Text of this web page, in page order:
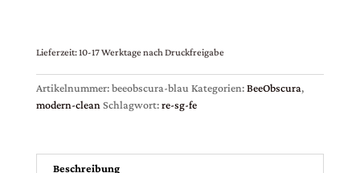
Lieferzeit:10-17 Werktage nach Druckfreigabe
Artikelnummer:beeobscura-blau Kategorien:BeeObscura,
modern-clean Schlagwort:re-sg-fe
Beschreibung